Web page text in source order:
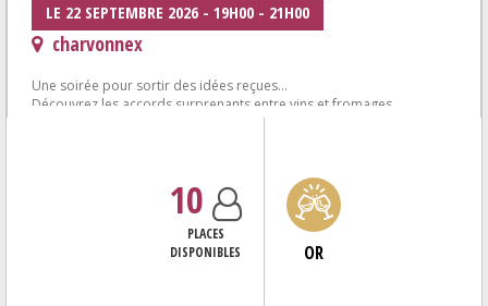
LE 22 SEPTEMBRE 2026 - 19H00 - 21H00
charvonnex
Une soirée pour sortir des idées reçues...
Découvrez les accords surprenants entre vins et fromages
6 vins autour de fromages affinés de la...
10
PLACES
DISPONIBLES
OR